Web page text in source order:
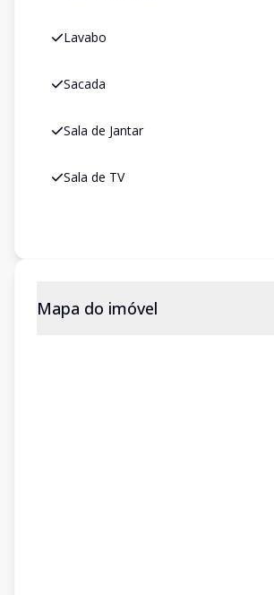
Lavabo
Sacada
Sala de Jantar
Sala de TV
Mapa do imóvel